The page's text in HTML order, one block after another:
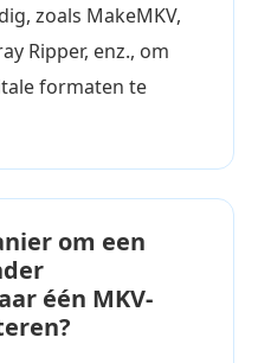
zoals MakeMKV,
Ripper, enz., om
formaten te
om een
één MKV-